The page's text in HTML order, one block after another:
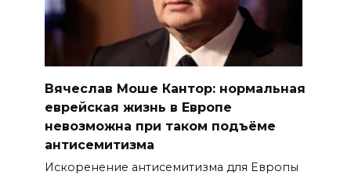
Вячеслав Моше Кантор: нормальная
еврейская жизнь в Европе
невозможна при таком подъёме
антисемитизма
Искоренение антисемитизма для Европы